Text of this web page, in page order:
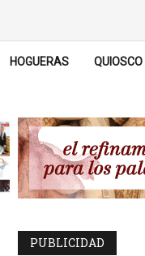
HOGUERAS QUIOSCO
PUBLICIDAD